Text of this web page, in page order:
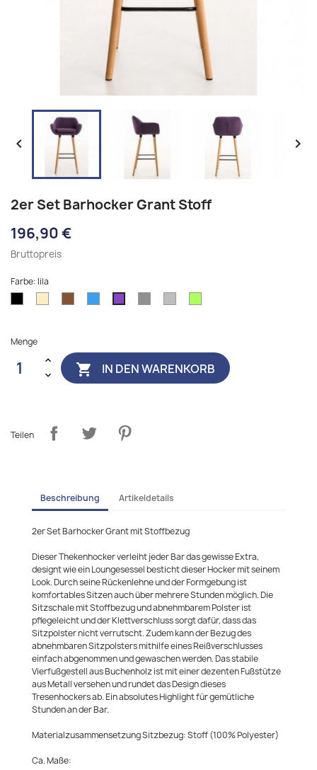
 
2er Set Barhocker Grant Stoff
196,90 €
Bruttopreis
Farbe: lila
lila
Menge
 IN DEN WARENKORB
Teilen
Beschreibung Artikeldetails
2er Set Barhocker Grant mit Stoffbezug
Dieser Thekenhocker verleiht jeder Bar das gewisse Extra,
designt wie ein Loungesessel besticht dieser Hocker mit seinem
Look. Durch seine Rückenlehne und der Formgebung ist
komfortables Sitzen auch über mehrere Stunden möglich. Die
Sitzschale mit Stoffbezug und abnehmbarem Polster ist
pflegeleicht und der Klettverschluss sorgt dafür, dass das
Sitzpolster nicht verrutscht. Zudem kann der Bezug des
abnehmbaren Sitzpolsters mithilfe eines Reißverschlusses
einfach abgenommen und gewaschen werden. Das stabile
Vierfußgestell aus Buchenholz ist mit einer dezenten Fußstütze
aus Metall versehen und rundet das Design dieses
Tresenhockers ab. Ein absolutes Highlight für gemütliche
Stunden an der Bar.
Materialzusammensetzung Sitzbezug: Stoff (100% Polyester)
Ca. Maße: